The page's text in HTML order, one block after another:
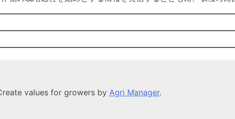
values for growers by Agri Manager.